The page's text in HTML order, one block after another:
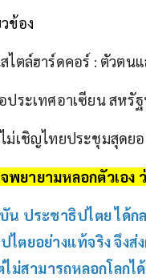
ข้อง
ไตล์ฮาร์ดคอร์ : ตัวต
ประเทศอาเซียน สหรั
ม่เชิญไทยประชุมสุดย
พยายามหลอกตัวเอง
น ประชาธิปไตยได้ก
ไตยอย่างแท้จริง จึง
ไม่สามารถหลอกโลกได้